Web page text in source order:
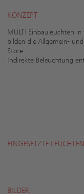
KONZEPT
MULTI Einbauleuchten
bilden die Allgemein-
Store.
Indirekte Beleuchtung
EINGESETZTE LEUCHTEN
BILDER